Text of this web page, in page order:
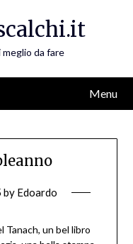
da fare
Menu
by Edoardo
Tanach, un bel libro